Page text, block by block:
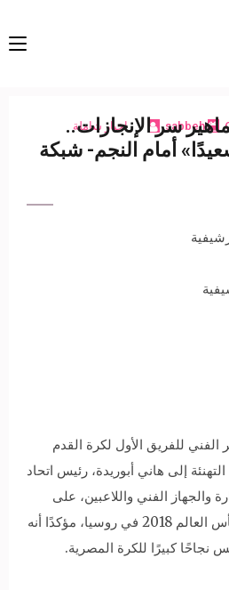
sabbeh اخبار شاملة
سر الإنجازات..
أمام النجم- شبكة
للفريق الأول لكرة القدم
إلى هاني أبوريدة، رئيس اتحاد
والجهاز الفني واللاعبين، على
إنجاز التأهل إلى نهائيات كأس العالم 2018 في روسيا، مؤكدًا أنه
نجاحًا كبيرًا للكرة المصرية.